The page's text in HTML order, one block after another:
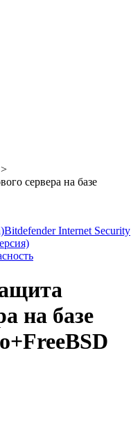
>
сервера на базе
Bitdefender Internet Security
на базе